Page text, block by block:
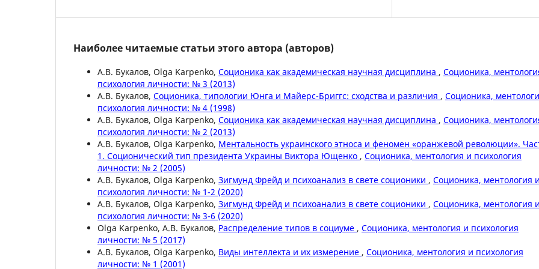
Наиболее читаемые статьи этого автора (авторов)
А.В. Букалов, Olga Karpenko, Соционика как академическая научная дисциплина , Соционика,
психология личности: № 3 (2013)
А.В. Букалов, Соционика, типологии Юнга и Майерс-Бриггс: сходства и различия , Соционика,
психология личности: № 4 (1998)
А.В. Букалов, Olga Karpenko, Соционика как академическая научная дисциплина , Соционика,
психология личности: № 2 (2013)
А.В. Букалов, Olga Karpenko, Ментальность украинского этноса и феномен «оранжевой революции».
1. Соционический тип президента Украины Виктора Ющенко , Соционика, ментология и психология
личности: № 2 (2005)
А.В. Букалов, Olga Karpenko, Зигмунд Фрейд и психоанализ в свете соционики , Соционика, ментология и
психология личности: № 1-2 (2020)
А.В. Букалов, Olga Karpenko, Зигмунд Фрейд и психоанализ в свете соционики , Соционика, ментология и
психология личности: № 3-6 (2020)
Olga Karpenko, А.В. Букалов, Распределение типов в социуме , Соционика, ментология и психология
личности: № 5 (2017)
А.В. Букалов, Olga Karpenko, Виды интеллекта и их измерение , Соционика, ментология и психология
личности: № 1 (2001)